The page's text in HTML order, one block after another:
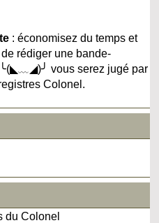
: économisez du temps et
rédiger une bande-
vous serez jugé par
Colonel.
du Colonel